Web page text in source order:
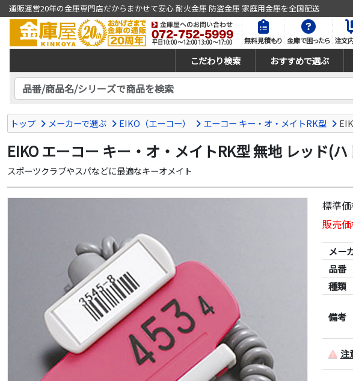
通販運営20年の金庫専門店だからまかせて安心 耐火金庫 防盗金庫 家庭用金庫を全国配送
無料見積もり 金庫で困ったら 注文
こだわり検索 おすすめで選ぶ
トップ メーカーで選ぶ EIKO（エーコー） エーコー キー・オ・メイトRK型
EIKO エーコー キー・オ・メイトRK型 無地 レッド(ハ
スポーツクラブやスパなどに最適なキーオメイト
標準価
販売価
メー
品番
種類
備考
注